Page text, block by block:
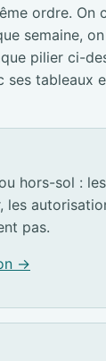
ordre. On
semaine,
pilier ci-
ses tableaux
hors-sol :
les
pas.
→